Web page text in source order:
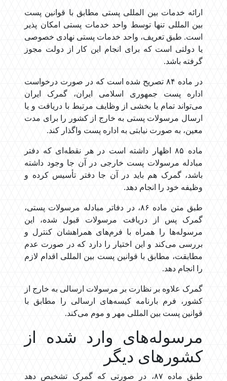
ارائه خدمات بین المللی پستی مطابق با قوانین پست
بین المللی تنها توسط واحد خدمات پستی امکان پذیر
است. طبق تعریف، واحد خدمات پستی نهادی خصوصی
یا دولتی است که برای انجام این کار از دولت مجوز
گرفته باشد.
در ماده ۸۴ تصریح شده است که در صورت درخواست
اداره پست جمهوری اسلامی ایران، گمرک ایران
می‌تواند تمام یا بخشی از وظایف مرتبط با دریافت و یا
ارسال مرسولات پستی به خارج از کشور را برای مدت
معین، به صورت نیابتی به اداره پست واگذار کند.
ماده ۸۵ اظهار داشته است در هر نقطه‌ای که دفتر
مبادله مرسولات پست خارجی در آن جا وجود داشته
باشد، گمرک هم باید در آن جا دفتر تأسیس کرده و
وظیفه خود را انجام دهد.
طبق متن ماده ۸۶، در دفاتر مبادله مرسولات پستی،
گمرک پس از دریافت مرسولات قبول شده، این
مرسوله‌ها را همراه با فرم‌های همراهشان کنترل و
بررسی می‌کند و این اختیار را دارد که در صورت عدم
مطابقت، مطابق با قوانین پست بین المللی اقدام لازم
را انجام دهد.
گمرک علاوه بر نظارت بر مرسولات ارسالی به خارج از
کشور، فرم بارنامه کیسه‌های ارسالی را مطابق با
قوانین پست بین المللی مهر و موم می‌کند.
مرسوله‌های وارد شده از
کشورهای دیگر
طبق ماده ۸۷، در صورتی که گمرک تشخیص دهد